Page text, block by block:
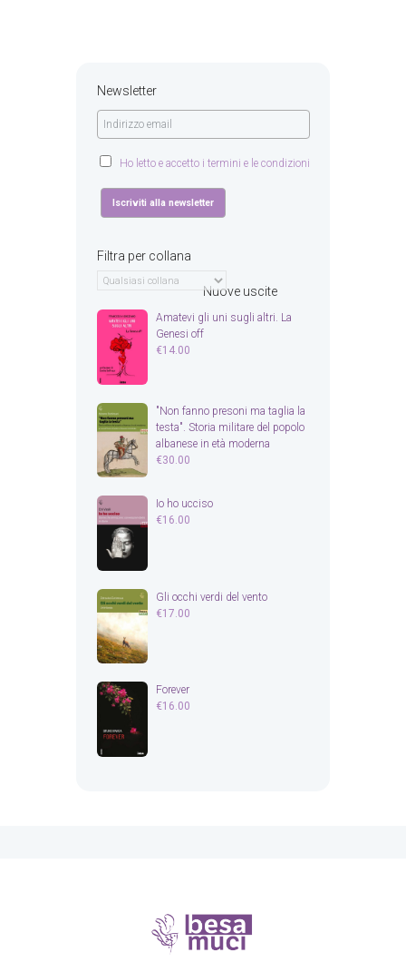
Newsletter
Ho letto e accetto i termini e le condizioni
Filtra per collana
Nuove uscite
Amatevi gli uni sugli altri. La
Genesi off
€14.00
"Non fanno presoni ma taglia la
testa". Storia militare del popolo
albanese in età moderna
€30.00
Io ho ucciso
€16.00
Gli occhi verdi del vento
€17.00
Forever
€16.00